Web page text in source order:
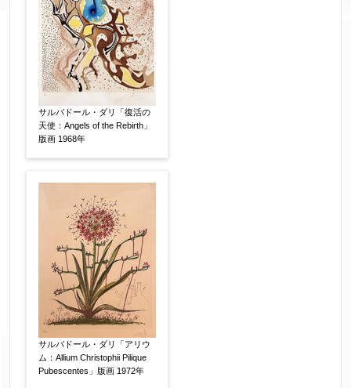
※データはSSL(Secure Sockets Layer)通信によ
り暗号化して送信されます。
サルバドール・ダリ「復活の
天使：Angels of the Rebirth」
版画 1968年
サルバドール・ダリ「アリウ
ム：Allium Christophii Pilique
Pubescentes」版画 1972年